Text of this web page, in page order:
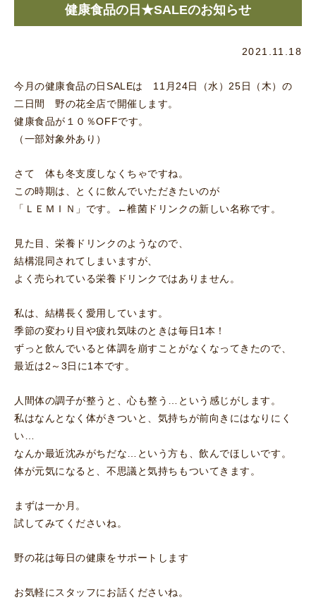
健康食品の日★SALEのお知らせ
2021.11.18
今月の健康食品の日SALEは 11月24日（水）25日（木）の
二日間 野の花全店で開催します。
健康食品が１０％OFFです。
（一部対象外あり）
さて 体も冬支度しなくちゃですね。
この時期は、とくに飲んでいただきたいのが
「ＬＥＭＩＮ」です。←椎菌ドリンクの新しい名称です。
見た目、栄養ドリンクのようなので、
結構混同されてしまいますが、
よく売られている栄養ドリンクではありません。
私は、結構長く愛用しています。
季節の変わり目や疲れ気味のときは毎日1本！
ずっと飲んでいると体調を崩すことがなくなってきたので、
最近は2～3日に1本です。
人間体の調子が整うと、心も整う…という感じがします。
私はなんとなく体がきついと、気持ちが前向きにはなりにく
い…
なんか最近沈みがちだな…という方も、飲んでほしいです。
体が元気になると、不思議と気持ちもついてきます。
まずは一か月。
試してみてくださいね。
野の花は毎日の健康をサポートします
お気軽にスタッフにお話くださいね。